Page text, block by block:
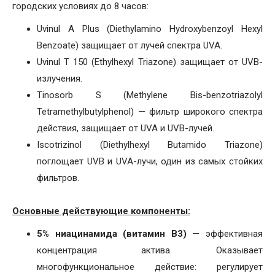
городских условиях до 8 часов:
Uvinul A Plus (Diethylamino Hydroxybenzoyl Hexyl
Benzoate) защищает от лучей спектра UVA.
Uvinul T 150 (Ethylhexyl Triazone) защищает от UVB-
излучения.
Tinosorb S (Methylene Bis-benzotriazolyl
Tetramethylbutylphenol) — фильтр широкого спектра
действия, защищает от UVA и UVB-лучей.
Iscotrizinol (Diethylhexyl Butamido Triazone)
поглощает UVB и UVA-лучи, один из самых стойких
фильтров.
Основные действующие компоненты:
5% ниацинамида (витамин B3) — эффективная
концентрация актива. Оказывает
многофункциональное действие: регулирует